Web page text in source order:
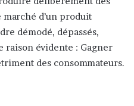
marché d’un produit
démodé, dépassés,
raison évidente : Gagner
des consommateurs.